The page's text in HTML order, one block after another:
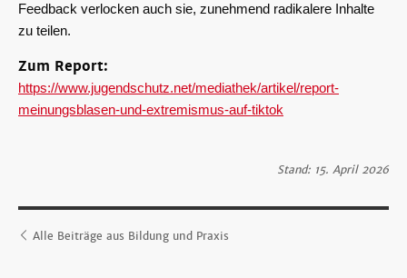
Feedback verlocken auch sie, zunehmend radikalere Inhalte
zu teilen.
Zum Report:
https://www.jugendschutz.net/mediathek/artikel/report-
meinungsblasen-und-extremismus-auf-tiktok
Stand: 15. April 2026
Alle Beiträge aus Bildung und Praxis